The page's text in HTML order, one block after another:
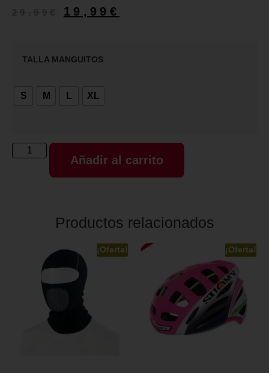
19,99 €
TALLA MANGUITOS
S M L XL
Añadir al carrito
Productos relacionados
¡Oferta! ¡Oferta!